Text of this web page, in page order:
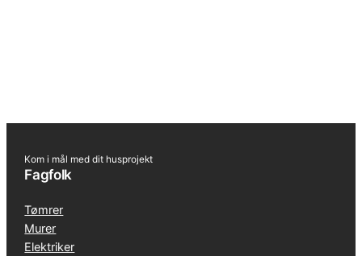
Kom i mål med dit husprojekt
Fagfolk
Tømrer
Murer
Elektriker